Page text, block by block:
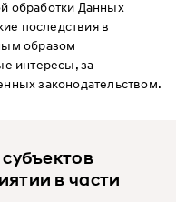
обработки Данных
последствия в
образом
интересы, за
законодательством.
в части